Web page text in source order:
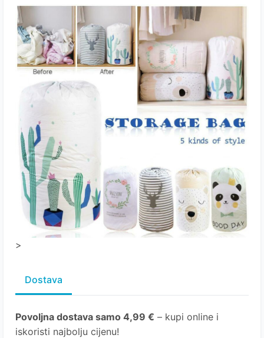
>
Dostava
Povoljna dostava samo 4,99 € – kupi online i
iskoristi najbolju cijenu!